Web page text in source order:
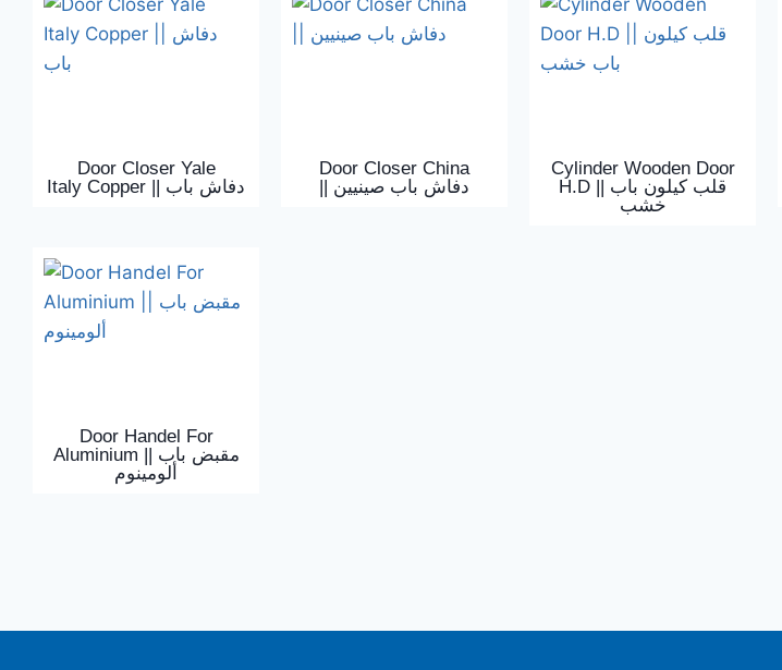
Door Closer Yale
Italy Copper || دفاش باب
Door Closer China
|| دفاش باب صينيين
Cylinder Wooden Door
H.D || قلب كيلون باب
خشب
Door Handel For
Aluminium || مقبض باب
ألومينوم